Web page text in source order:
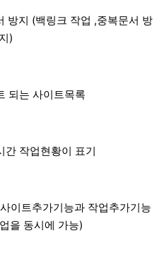
방지 (백링크 작업 ,중복문서 방
지)
되는 사이트목록
간 작업현황이 표기
이트추가기능과 작업추가기능
을 동시에 가능)